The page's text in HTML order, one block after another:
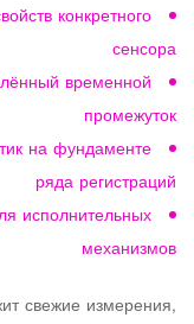
конкретного
сенсора
временной
промежуток
на фундаменте
ряда регистраций
исполнительных
механизмов
свежие измерения,